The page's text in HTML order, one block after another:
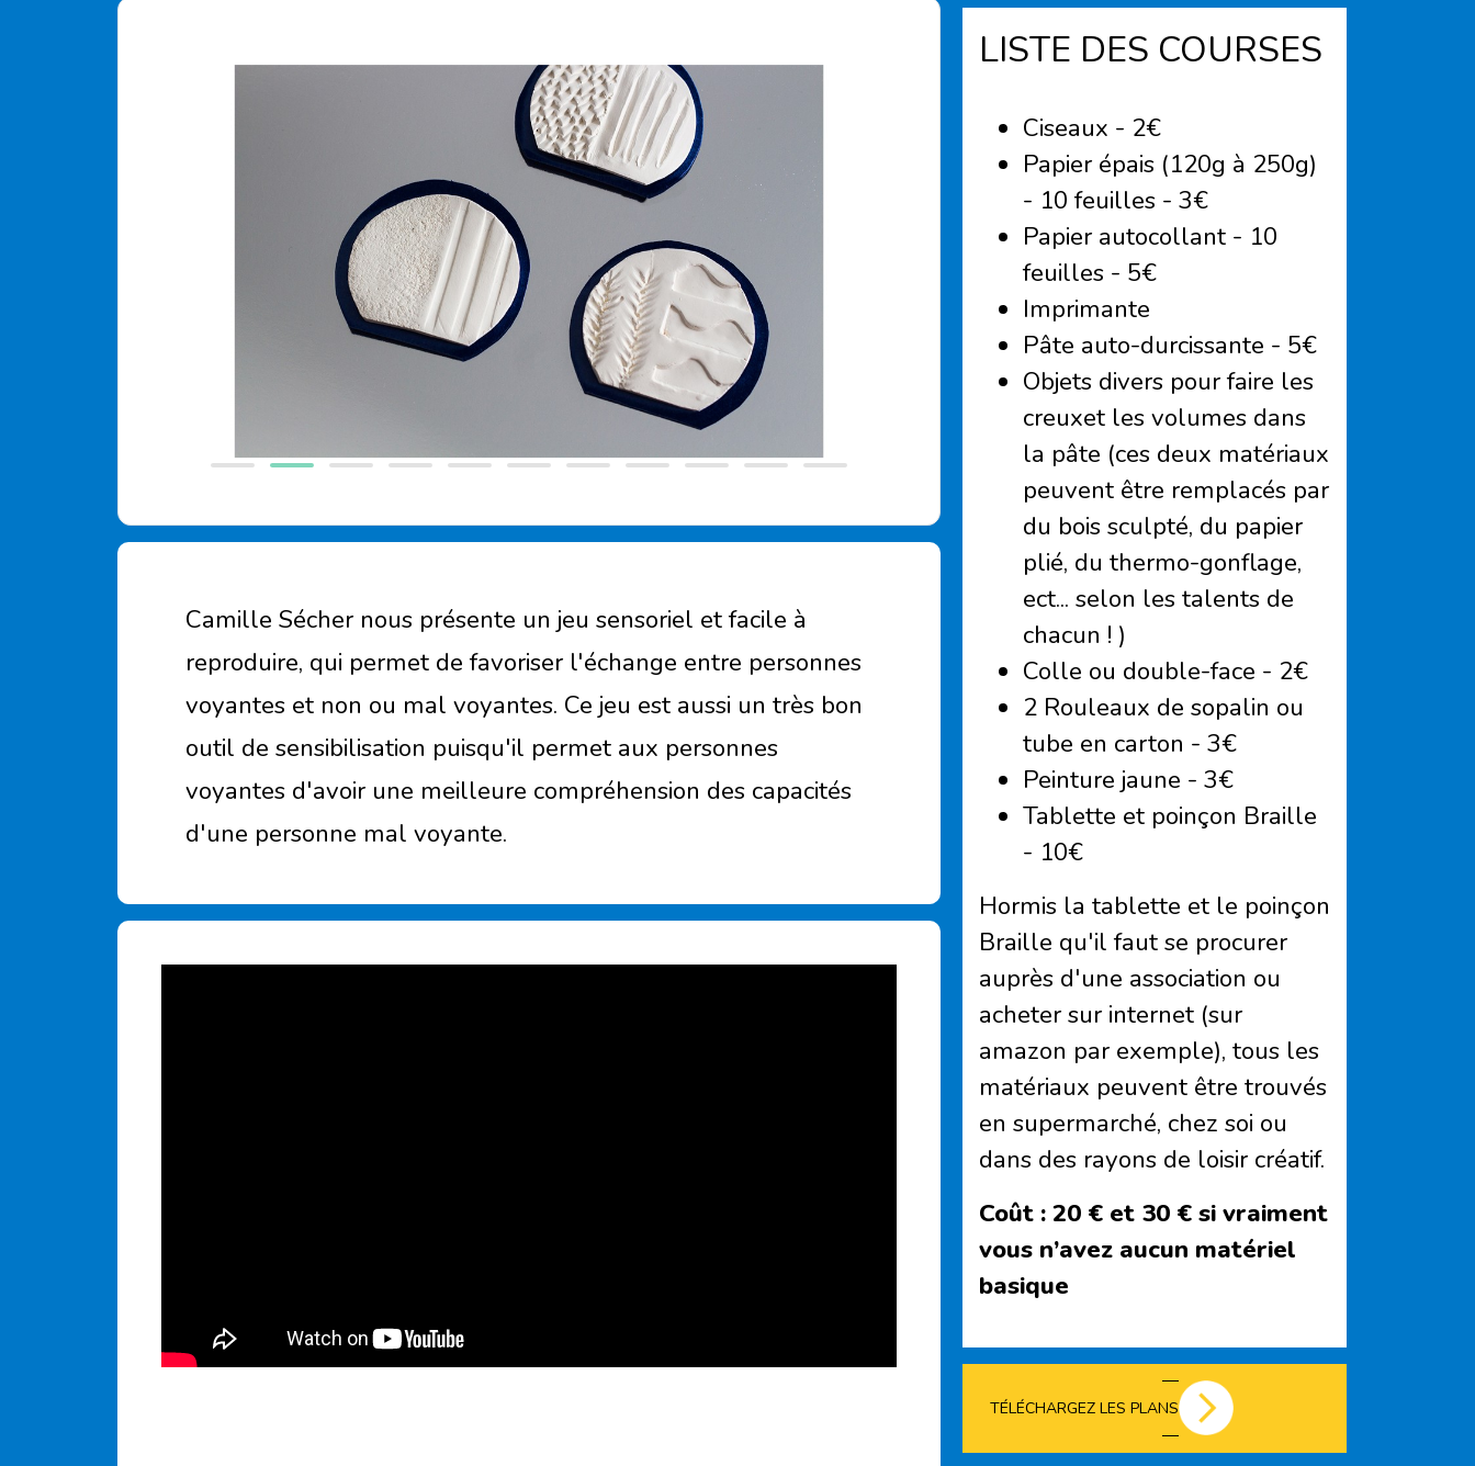
Camille Sécher nous présente un jeu sensoriel et facile à
reproduire, qui permet de favoriser l'échange entre personnes
voyantes et non ou mal voyantes. Ce jeu est aussi un très bon
outil de sensibilisation puisqu'il permet aux personnes
voyantes d'avoir une meilleure compréhension des capacités
d'une personne mal voyante.
LISTE DES COURSES
Ciseaux - 2€
Papier épais (120g à 250g)
- 10 feuilles - 3€
Papier autocollant - 10
feuilles - 5€
Imprimante
Pâte auto-durcissante - 5€
Objets divers pour faire les
creuxet les volumes dans
la pâte (ces deux matériaux
peuvent être remplacés par
du bois sculpté, du papier
plié, du thermo-gonflage,
ect... selon les talents de
chacun ! )
Colle ou double-face - 2€
2 Rouleaux de sopalin ou
tube en carton - 3€
Peinture jaune - 3€
Tablette et poinçon Braille
- 10€
Hormis la tablette et le poinçon
Braille qu'il faut se procurer
auprès d'une association ou
acheter sur internet (sur
amazon par exemple), tous les
matériaux peuvent être trouvés
en supermarché, chez soi ou
dans des rayons de loisir créatif.
Coût :20 € et 30 € si vraiment
vous n’avez aucun matériel
basique
TÉLÉCHARGEZ LES PLANS